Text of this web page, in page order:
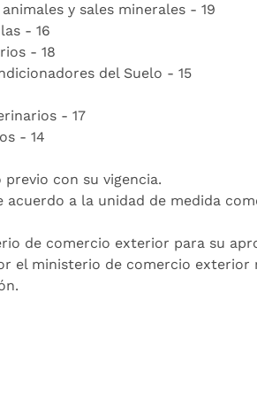
y sales minerales - 19
- 16
- 18
del Suelo - 15
- 17
- 14
con su vigencia.
acuerdo a la unidad de medida
de comercio exterior para su
el ministerio de comercio